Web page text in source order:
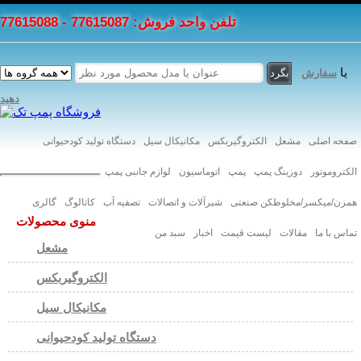
تلفن واحد فروش: 77615087 - 77615088
یا سفارش
دهید
صفحه اصلی مشعل الکتروگیربکس مکانیکال سیل دستگاه تولید کودحیوانی
الکتروموتور دوزینگ پمپ پمپ اتوماسیون لوازم جانبی پمپ
همزن/میکسر/مخلوطکن صنعتی شیرآلات و اتصالات تصفیه آب کاتالوگ گالری
تماس با ما مقالات لیست قیمت اخبار سبد من
منوی محصولات
مشعل
الکتروگیربکس
مکانیکال سیل
دستگاه تولید کودحیوانی